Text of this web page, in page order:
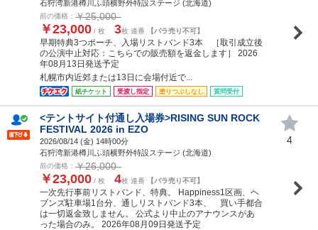
石狩湾新港樽川ふ頭横野外特設ステージ (北海道)
前の価格： ￥25,000
￥23,000 / 枚 3枚 連番 【バラ売り不可】
早期特典3つポーチ、入場リストバンド3本 ［取引成立後
の公演中止対応：こちらでの販売額を返金します］ 2026
年08月13日発送予定
札幌市内近郊または13日に会場付近で...
紙チケット 受渡し指定 塗りつぶしなし 質問受付
<テントサイト付通し入場券>RISING SUN ROCK
FESTIVAL 2026 in EZO
2026/08/14 (金) 14時00分
石狩湾新港樽川ふ頭横野外特設ステージ (北海道)
前の価格： ￥26,000
￥23,000 / 枚 4枚 連番 【バラ売り不可】
一次先行事前リストバンド、特典。 Happiness1区画、ヘ
ブンズ駐車場1台分、通しリストバンド3本、 買い手都合
は一切返金致しません。 公式より中止のアナウンスがあ
った場合のみ。 2026年08月09日発送予定
4